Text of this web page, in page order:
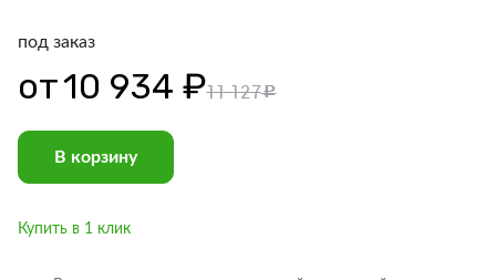
под заказ
от10 934 ₽11 127c
В корзину
Купить в 1 клик